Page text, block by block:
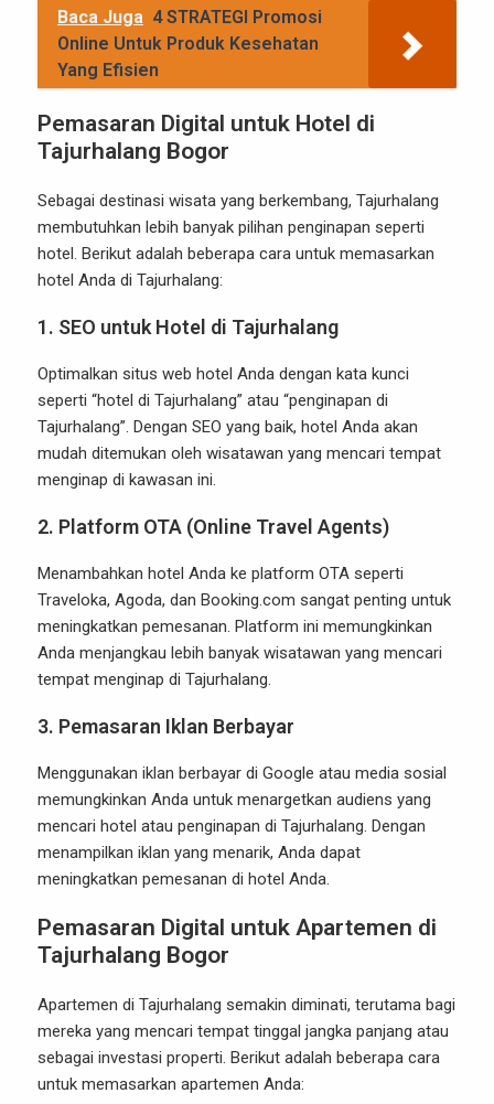
Baca Juga 4 STRATEGI Promosi
Online Untuk Produk Kesehatan
Yang Efisien
Pemasaran Digital untuk Hotel di
Tajurhalang Bogor
Sebagai destinasi wisata yang berkembang, Tajurhalang
membutuhkan lebih banyak pilihan penginapan seperti
hotel. Berikut adalah beberapa cara untuk memasarkan
hotel Anda di Tajurhalang:
1. SEO untuk Hotel di Tajurhalang
Optimalkan situs web hotel Anda dengan kata kunci
seperti “hotel di Tajurhalang” atau “penginapan di
Tajurhalang”. Dengan SEO yang baik, hotel Anda akan
mudah ditemukan oleh wisatawan yang mencari tempat
menginap di kawasan ini.
2. Platform OTA (Online Travel Agents)
Menambahkan hotel Anda ke platform OTA seperti
Traveloka, Agoda, dan Booking.com sangat penting untuk
meningkatkan pemesanan. Platform ini memungkinkan
Anda menjangkau lebih banyak wisatawan yang mencari
tempat menginap di Tajurhalang.
3. Pemasaran Iklan Berbayar
Menggunakan iklan berbayar di Google atau media sosial
memungkinkan Anda untuk menargetkan audiens yang
mencari hotel atau penginapan di Tajurhalang. Dengan
menampilkan iklan yang menarik, Anda dapat
meningkatkan pemesanan di hotel Anda.
Pemasaran Digital untuk Apartemen di
Tajurhalang Bogor
Apartemen di Tajurhalang semakin diminati, terutama bagi
mereka yang mencari tempat tinggal jangka panjang atau
sebagai investasi properti. Berikut adalah beberapa cara
untuk memasarkan apartemen Anda: